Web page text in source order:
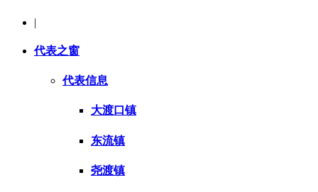
|
代表之窗
代表信息
大渡口镇
东流镇
尧渡镇